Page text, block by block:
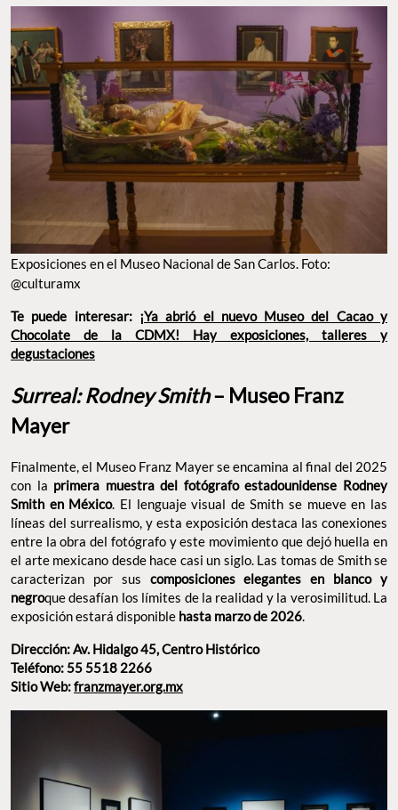
Exposiciones en el Museo Nacional de San Carlos. Foto:
@culturamx
Te puede interesar: ¡Ya abrió el nuevo Museo del Cacao y
Chocolate de la CDMX! Hay exposiciones, talleres y
degustaciones
Surreal: Rodney Smith– Museo Franz
Mayer
Finalmente, el Museo Franz Mayer se encamina al final del 2025
con la primera muestra del fotógrafo estadounidense Rodney
Smith en México. El lenguaje visual de Smith se mueve en las
líneas del surrealismo, y esta exposición destaca las conexiones
entre la obra del fotógrafo y este movimiento que dejó huella en
el arte mexicano desde hace casi un siglo. Las tomas de Smith se
caracterizan por sus composiciones elegantes en blanco y
negroque desafían los límites de la realidad y la verosimilitud. La
exposición estará disponible hasta marzo de 2026.
Dirección: Av. Hidalgo 45, Centro Histórico
Teléfono: 55 5518 2266
Sitio Web:franzmayer.org.mx